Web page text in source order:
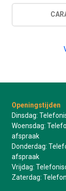
Openingstijden
Dinsdag:
Woensdag:
afspraak
Donderdag:
afspraak
Vrijdag:
Zaterdag: